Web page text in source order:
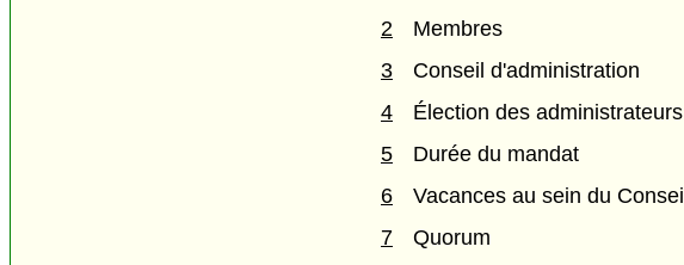
2
Membres
3
Conseil d'administration
4
Élection des administrateurs
5
Durée du mandat
6
Vacances au sein du
7
Quorum